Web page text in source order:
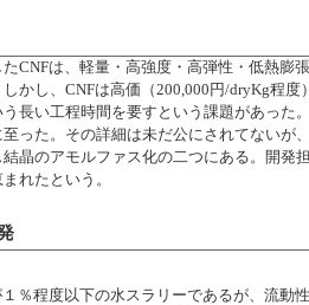
CNFは、軽量・高強度・高弾性・低熱膨
かし、CNFは高価（200,000円/dryKg程度
長い工程時間を要すという課題があった
った。その詳細は未だ公にされてないが
晶のアモルファス化の二つにある。開発
れたという。
％程度以下の水スラリーであるが、流動